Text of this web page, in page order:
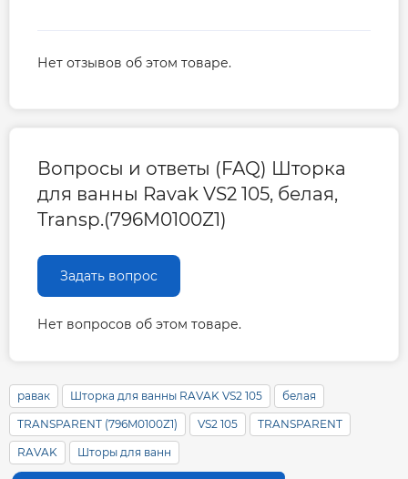
Нет отзывов об этом товаре.
Вопросы и ответы (FAQ) Шторка
для ванны Ravak VS2 105, белая,
Transp.(796M0100Z1)
Задать вопрос
Нет вопросов об этом товаре.
равак Шторка для ванны RAVAK VS2 105 белая
TRANSPARENT (796M0100Z1) VS2 105 TRANSPARENT
RAVAK Шторы для ванн